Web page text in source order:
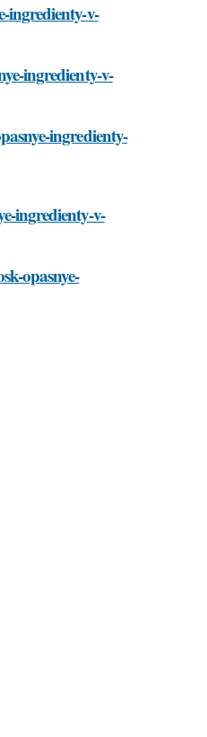
ingredienty-v-
ingredienty-v-
ingredienty-
ingredienty-v-
opasnye-